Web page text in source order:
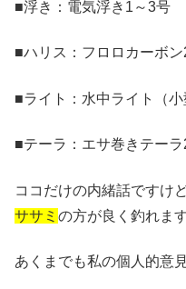
■浮き：電気浮き1～3号
■ハリス：フロロカーボ
■ライト：水中ライト（小
■テーラ：エサ巻きテー
ココだけの内緒話ですけ
ササミ の方が良く釣れま
あくまでも私の個人的意